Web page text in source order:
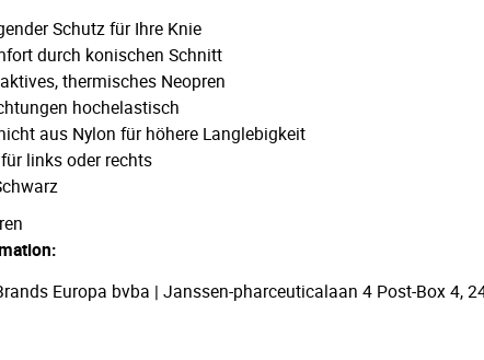
Schutz für Ihre Knie
durch konischen Schnitt
thermisches Neopren
hochelastisch
aus Nylon für höhere Langlebigkeit
links oder rechts
Europa bvba | Janssen-pharceuticalaan 4 Post-Box 4,